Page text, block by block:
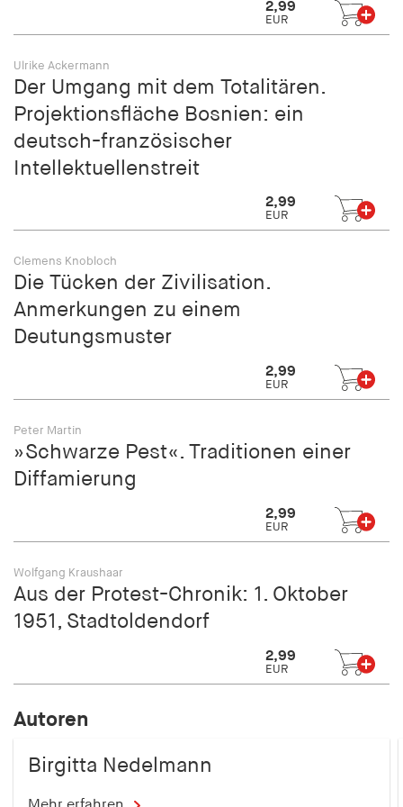
2,99
EUR
Ulrike Ackermann
Der Umgang mit dem Totalitären.
Projektionsfläche Bosnien: ein
deutsch-französischer
Intellektuellenstreit
2,99
EUR
Clemens Knobloch
Die Tücken der Zivilisation.
Anmerkungen zu einem
Deutungsmuster
2,99
EUR
Peter Martin
»Schwarze Pest«. Traditionen einer
Diffamierung
2,99
EUR
Wolfgang Kraushaar
Aus der Protest-Chronik: 1. Oktober
1951, Stadtoldendorf
2,99
EUR
Autoren
Birgitta Nedelmann
hamburger-edition.de
Cookie Laufzeit:
7 Tage